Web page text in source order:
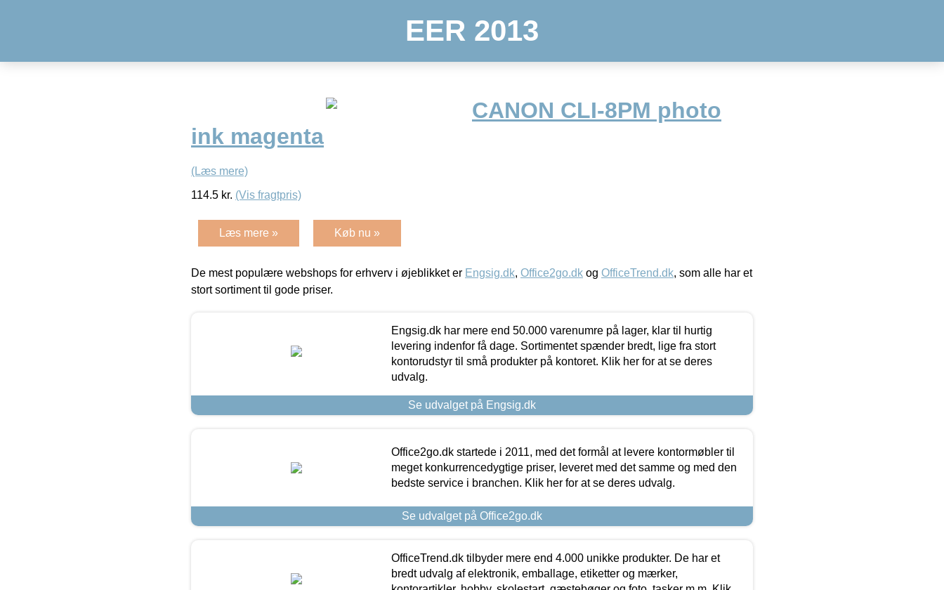
EER 2013
CANON CLI-8PM photo
ink magenta
(Læs mere)
114.5 kr. (Vis fragtpris)
Læs mere » Køb nu »
De mest populære webshops for erhverv i øjeblikket er Engsig.dk, Office2go.dk og OfficeTrend.dk, som alle har et
stort sortiment til gode priser.
Engsig.dk har mere end 50.000 varenumre på lager, klar til hurtig
levering indenfor få dage. Sortimentet spænder bredt, lige fra stort
kontorudstyr til små produkter på kontoret. Klik her for at se deres
udvalg.
Se udvalget på Engsig.dk
Office2go.dk startede i 2011, med det formål at levere kontormøbler til
meget konkurrencedygtige priser, leveret med det samme og med den
bedste service i branchen. Klik her for at se deres udvalg.
Se udvalget på Office2go.dk
OfficeTrend.dk tilbyder mere end 4.000 unikke produkter. De har et
bredt udvalg af elektronik, emballage, etiketter og mærker,